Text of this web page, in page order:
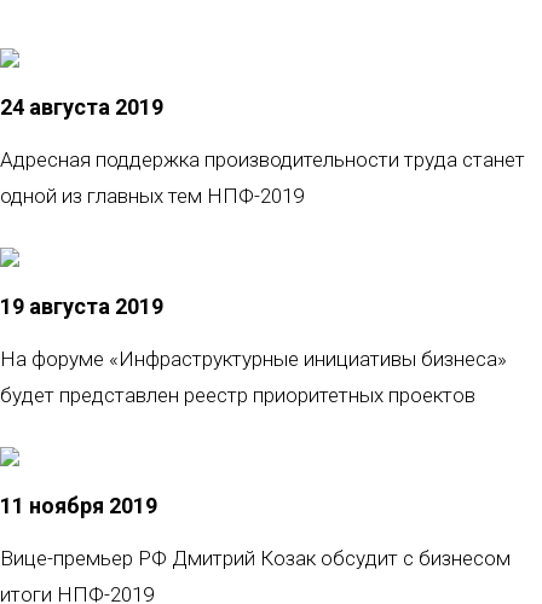
24 августа 2019
Адресная поддержка производительности труда станет
одной из главных тем НПФ-2019
19 августа 2019
На форуме «Инфраструктурные инициативы бизнеса»
будет представлен реестр приоритетных проектов
11 ноября 2019
Вице-премьер РФ Дмитрий Козак обсудит с бизнесом
итоги НПФ-2019